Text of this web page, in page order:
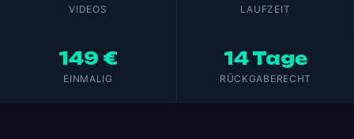
VIDEOS LAUFZEIT
149 €
EINMALIG
14 Tage
RÜCKGABERECHT